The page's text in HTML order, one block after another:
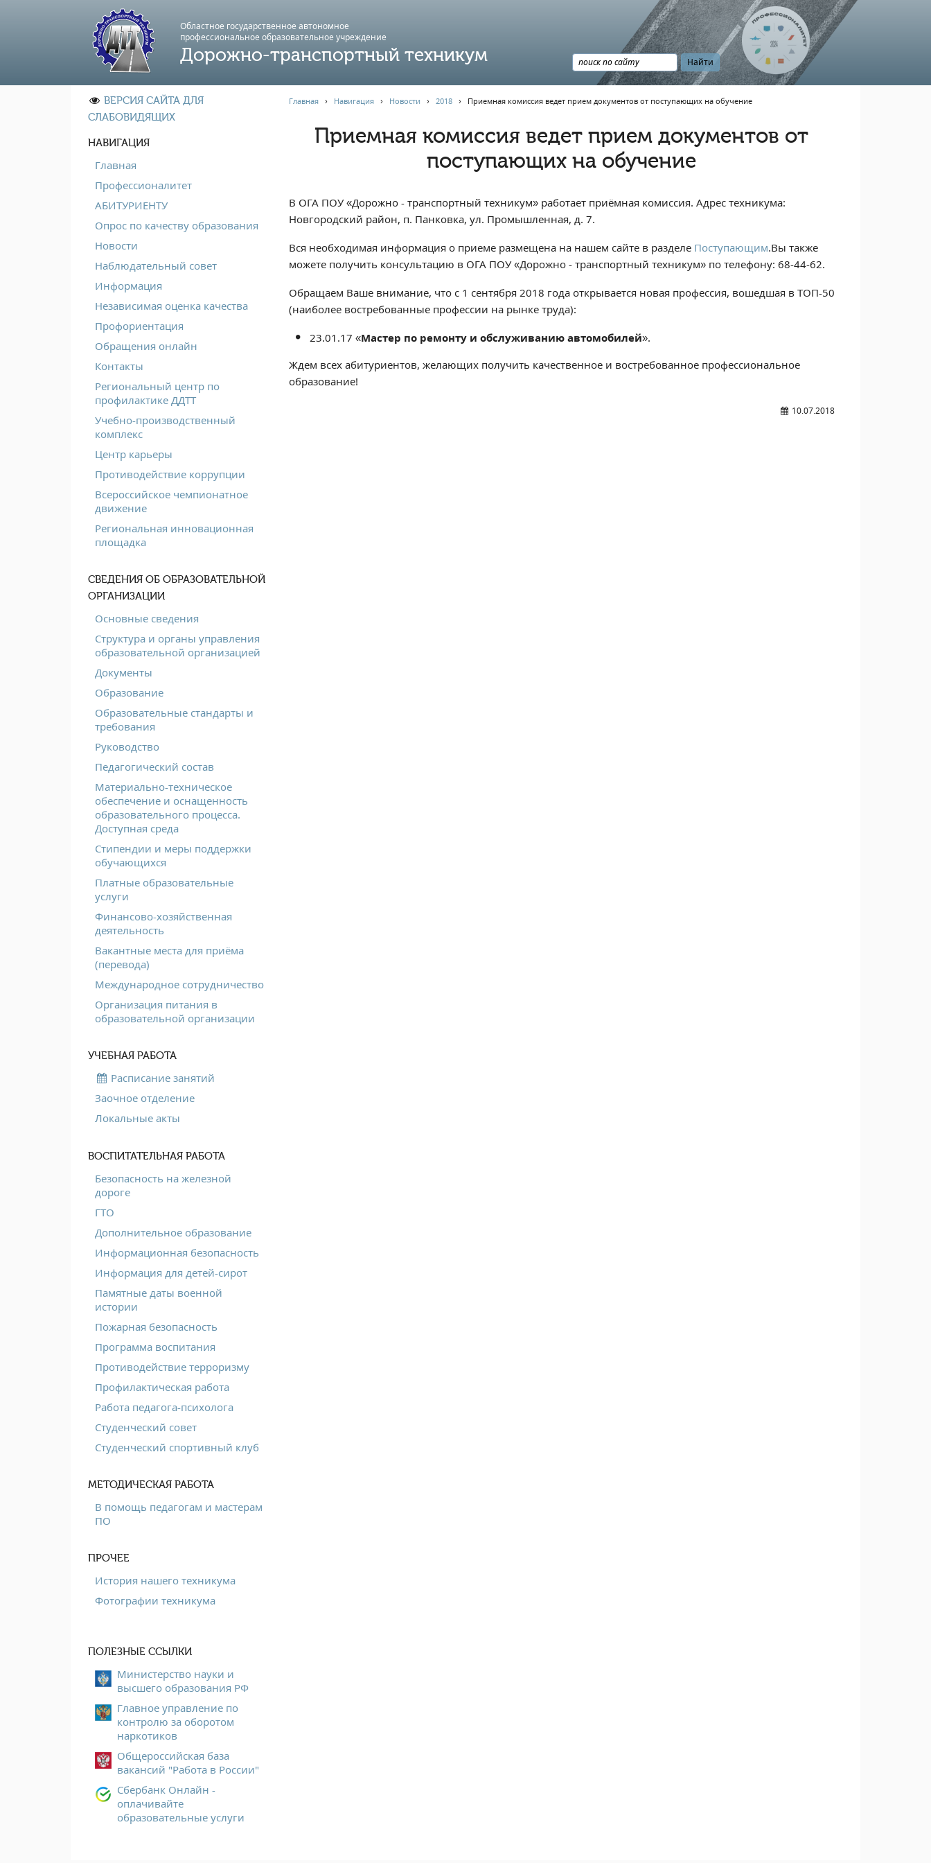
Областное государственное автономное
профессиональноe образовательное учреждение
Дорожно-транспортный техникум
ВЕРСИЯ САЙТА ДЛЯ
СЛАБОВИДЯЩИХ
НАВИГАЦИЯ
Главная
Профессионалитет
АБИТУРИЕНТУ
Опрос по качеству образования
Новости
Наблюдательный совет
Информация
Независимая оценка качества
Профориентация
Обращения онлайн
Контакты
Региональный центр по
профилактике ДДТТ
Учебно-производственный
комплекс
Центр карьеры
Противодействие коррупции
Всероссийское чемпионатное
движение
Региональная инновационная
площадка
СВЕДЕНИЯ ОБ ОБРАЗОВАТЕЛЬНОЙ
ОРГАНИЗАЦИИ
Основные сведения
Структура и органы управления
образовательной организацией
Документы
Образование
Образовательные стандарты и
требования
Руководство
Педагогический состав
Материально-техническое
обеспечение и оснащенность
образовательного процесса.
Доступная среда
Стипендии и меры поддержки
обучающихся
Платные образовательные
услуги
Финансово-хозяйственная
деятельность
Вакантные места для приёма
(перевода)
Международное сотрудничество
Организация питания в
образовательной организации
УЧЕБНАЯ РАБОТА
Расписание занятий
Заочное отделение
Локальные акты
ВОСПИТАТЕЛЬНАЯ РАБОТА
Безопасность на железной
дороге
ГТО
Дополнительное образование
Информационная безопасность
Информация для детей-сирот
Памятные даты военной
истории
Пожарная безопасность
Программа воспитания
Противодействие терроризму
Профилактическая работа
Работа педагога-психолога
Студенческий совет
Студенческий спортивный клуб
МЕТОДИЧЕСКАЯ РАБОТА
В помощь педагогам и мастерам
ПО
ПРОЧЕЕ
История нашего техникума
Фотографии техникума
ПОЛЕЗНЫЕ ССЫЛКИ
Министерство науки и
высшего образования РФ
Главное управление по
контролю за оборотом
наркотиков
Общероссийская база
вакансий "Работа в России"
Сбербанк Онлайн -
оплачивайте
образовательные услуги
Главная› Навигация› Новости › 2018› Приемная комиссия ведет прием документов от поступающих на обучение
Приемная комиссия ведет прием документов от
поступающих на обучение
В ОГА ПОУ «Дорожно - транспортный техникум» работает приёмная комиссия. Адрес техникума:
Новгородский район, п. Панковка, ул. Промышленная, д. 7.
Вся необходимая информация о приеме размещена на нашем сайте в разделе Поступающим.Вы также
можете получить консультацию в ОГА ПОУ «Дорожно - транспортный техникум» по телефону: 68-44-62.
Обращаем Ваше внимание, что с 1 сентября 2018 года открывается новая профессия, вошедшая в ТОП-50
(наиболее востребованные профессии на рынке труда):
23.01.17 «Мастер по ремонту и обслуживанию автомобилей».
Ждем всех абитуриентов, желающих получить качественное и востребованное профессиональное
образование!
10.07.2018